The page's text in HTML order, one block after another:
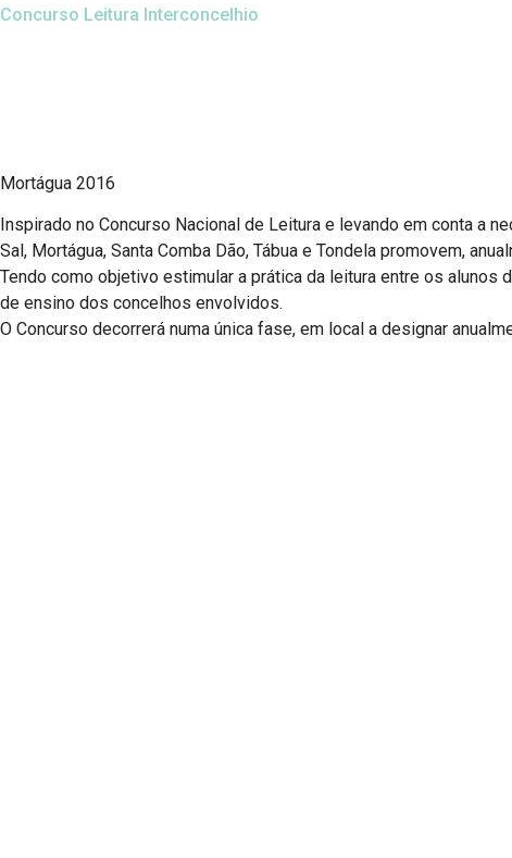
Concurso Leitura Interconcelhio
Mortágua 2016
Inspirado no Concurso Nacional de Leitura e levando em conta a
Sal, Mortágua, Santa Comba Dão, Tábua e Tondela promovem,
Tendo como objetivo estimular a prática da leitura entre os
de ensino dos concelhos envolvidos.
O Concurso decorrerá numa única fase, em local a designar